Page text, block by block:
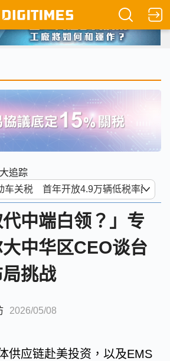
追踪
代中端白领？」专
中华区CEO谈台
挑战
2026/05/08
供应链赴美投资，以及EMS